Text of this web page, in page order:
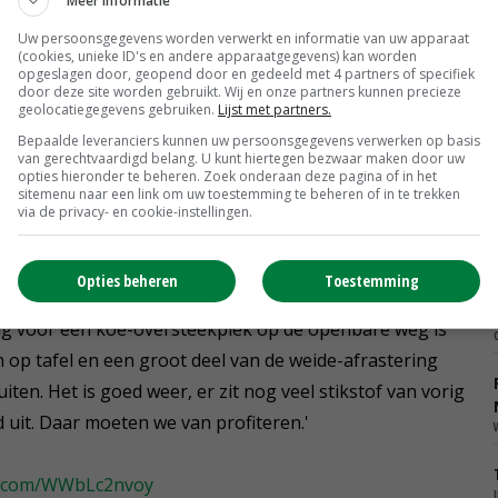
door meer melkingen, rendabel zou zijn. Dat
houden, de stal uitbreiden en extra grond
koeien te gaan weiden, zonder grote investeringen
en de PlanetProof-toeslag. Of het
af van de technische resultaten. Voldoende vers
moeten we nog leren.'
voor een koe-oversteekplek op de openbare weg is
tafel en een groot deel van de weide-afrastering
Het is goed weer, er zit nog veel stikstof van vorig
Daar moeten we van profiteren.'
WWbLc2nvoy
Uw persoonsgegevens worden verwerkt en informatie van uw apparaat
(cookies, unieke ID's en andere apparaatgegevens) kan worden
opgeslagen door, geopend door en gedeeld met 4 partners of specifiek
door deze site worden gebruikt. Wij en onze partners kunnen precieze
geolocatiegegevens gebruiken. Lijst met partners.
Bepaalde leveranciers kunnen uw persoonsgegevens verwerken op basis
van gerechtvaardigd belang. U kunt hiertegen bezwaar maken door uw
opties hieronder te beheren. Zoek onderaan deze pagina of in het
sitemenu naar een link om uw toestemming te beheren of in te trekken
via de privacy- en cookie-instellingen.
Toestemming
Opties beheren